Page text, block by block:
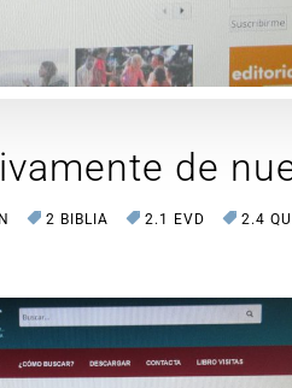
de
2 BIBLIA 2.1 EVD 2.4